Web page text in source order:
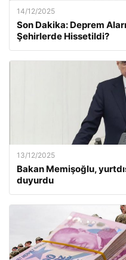
14/12/2025
Son Dakika: Deprem
Şehirlerde Hissetildi?
13/12/2025
Bakan Memişoğlu,
duyurdu